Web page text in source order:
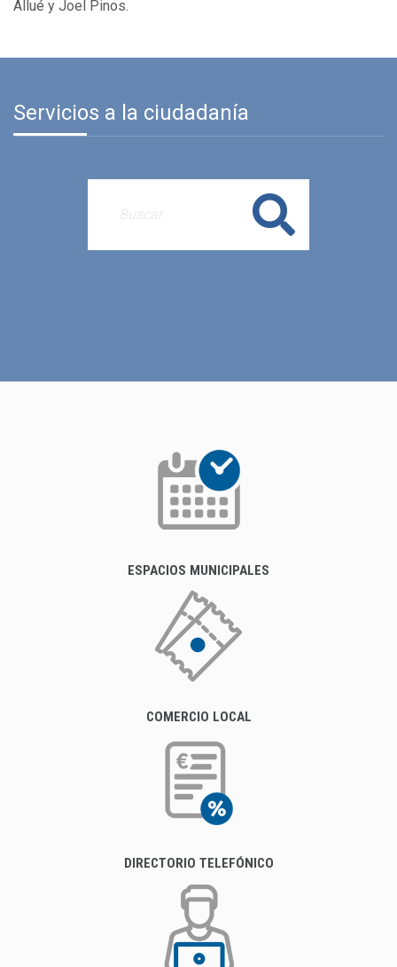
Allué y Joel Pinos.
Servicios a la ciudadanía
Buscar
ESPACIOS MUNICIPALES
COMERCIO LOCAL
DIRECTORIO TELEFÓNICO